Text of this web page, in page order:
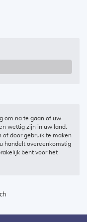
om na te gaan of uw
wettig zijn in uw land.
of door gebruik te maken
handelt overeenkomstig
bent voor het